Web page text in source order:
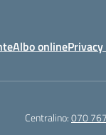
Albo online
Centralino:070